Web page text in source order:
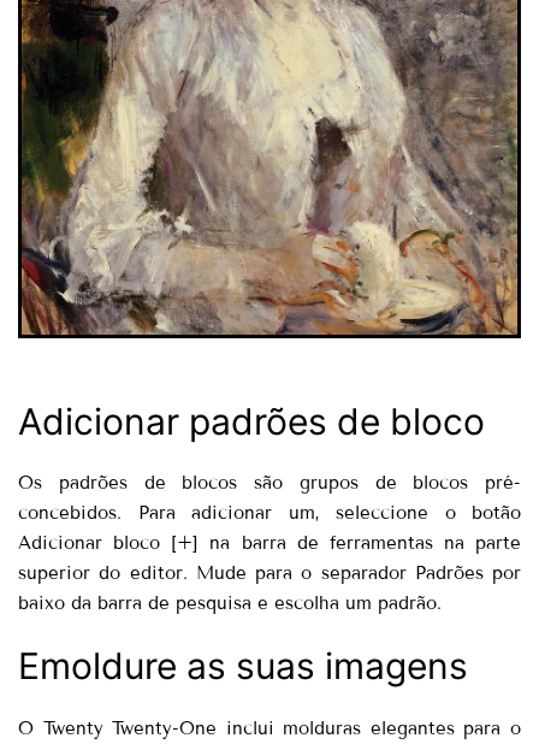
Adicionar padrões de bloco
Os padrões de blocos são grupos de blocos pré-
concebidos. Para adicionar um, seleccione o botão
Adicionar bloco [+] na barra de ferramentas na parte
superior do editor. Mude para o separador Padrões por
baixo da barra de pesquisa e escolha um padrão.
Emoldure as suas imagens
O Twenty Twenty-One inclui molduras elegantes para o